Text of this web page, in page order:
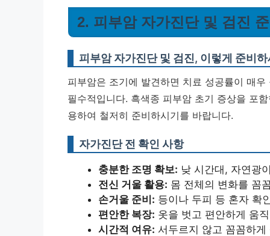
2. 피부암 자가진단 및 검진
피부암 자가진단 및 검진, 이렇게 준비
피부암은 조기에 발견하면 치료 성공률이 매
필수적입니다. 흑색종 피부암 초기 증상을 포
용하여 철저히 준비하시기를 바랍니다.
자가진단 전 확인 사항
충분한 조명 확보: 낮 시간대, 자연광
전신 거울 활용: 몸 전체의 변화를 꼼
손거울 준비: 등이나 두피 등 혼자 확
편안한 복장: 옷을 벗고 편안하게 움
시간적 여유: 서두르지 않고 꼼꼼하